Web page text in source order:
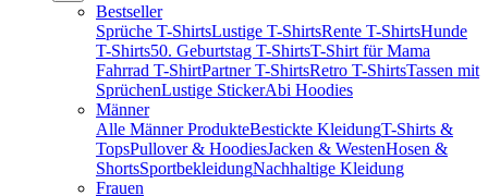
Bestseller
Sprüche T-ShirtsLustige T-ShirtsRente T-ShirtsHunde
T-Shirts50. Geburtstag T-ShirtsT-Shirt für Mama
Fahrrad T-ShirtPartner T-ShirtsRetro T-ShirtsTassen mit
SprüchenLustige StickerAbi Hoodies
Männer
Alle Männer ProdukteBestickte KleidungT-Shirts &
TopsPullover & HoodiesJacken & WestenHosen &
ShortsSportbekleidungNachhaltige Kleidung
Frauen